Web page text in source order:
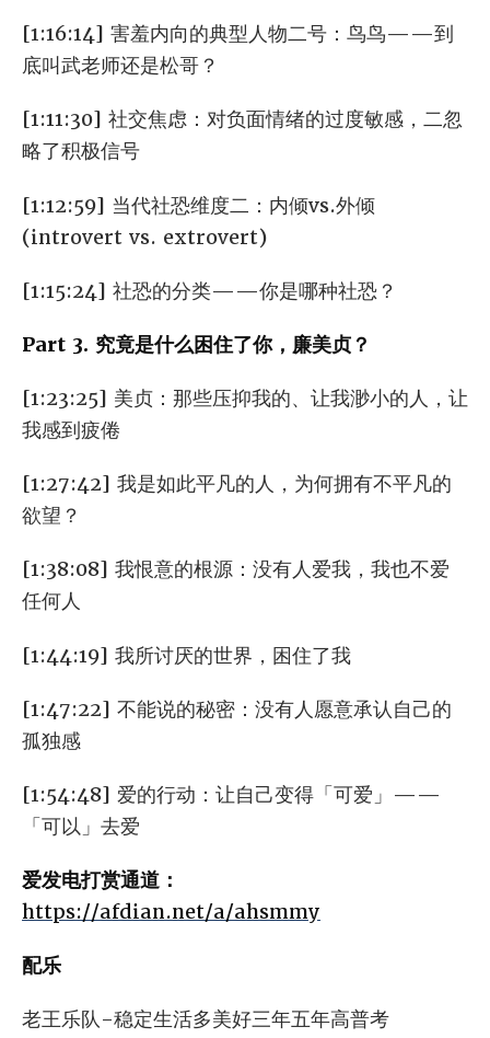
[1:16:14] 害羞内向的典型人物二号：鸟鸟——到
底叫武老师还是松哥？
[1:11:30] 社交焦虑：对负面情绪的过度敏感，二忽
略了积极信号
[1:12:59] 当代社恐维度二：内倾vs.外倾
(introvert vs. extrovert)
[1:15:24] 社恐的分类——你是哪种社恐？
Part 3. 究竟是什么困住了你，廉美贞？
[1:23:25] 美贞：那些压抑我的、让我渺小的人，让
我感到疲倦
[1:27:42] 我是如此平凡的人，为何拥有不平凡的
欲望？
[1:38:08] 我恨意的根源：没有人爱我，我也不爱
任何人
[1:44:19] 我所讨厌的世界，困住了我
[1:47:22] 不能说的秘密：没有人愿意承认自己的
孤独感
[1:54:48] 爱的行动：让自己变得「可爱」——
「可以」去爱
爱发电打赏通道：
https://afdian.net/a/ahsmmy
配乐
老王乐队-稳定生活多美好三年五年高普考